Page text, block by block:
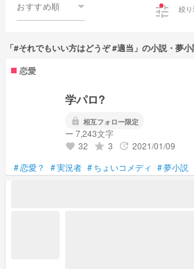
おすすめ順 tune 絞
「#それでもいい方はどうぞ #適当」の小説・夢
恋愛
学パロ?
lock 相互フォロー限定
ー 7,243文字
favorite 32 grade 3 update 2021/01/09
#恋愛？ #実況者 #ちょいコメディ #夢小説